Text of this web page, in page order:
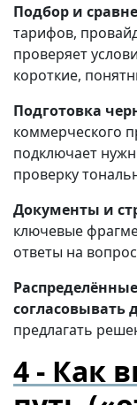
Подбор и
тарифов,
проверяет
короткие,
Подготовка
коммерческого
подключает
проверку
Документы и
ключевые
ответы на
согласовывать
предлагать
Как